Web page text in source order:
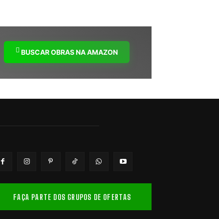
BUSCAR OBRAS NA AMAZON
FAÇA PARTE DOS GRUPOS DE OFERTAS